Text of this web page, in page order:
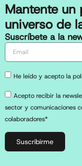
Mantente un
universo de
Suscríbete a la
He leído y acepto la
Acepto recibir la
sector y comunicaciones
colaboradores*
Suscribirme